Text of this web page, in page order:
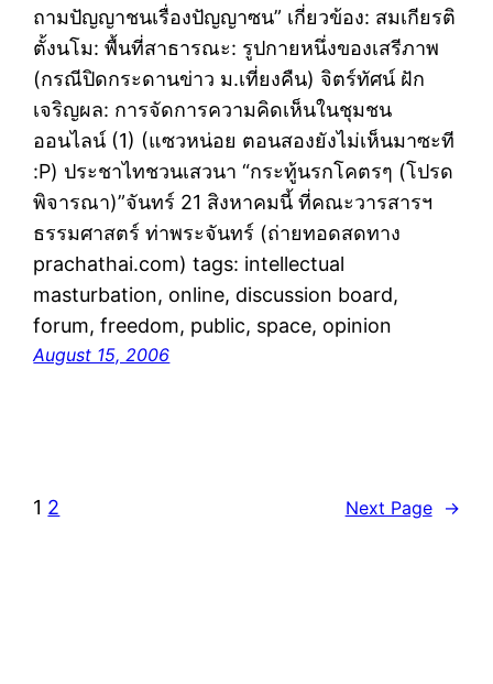
ถามปัญญาชนเรื่องปัญญาซน” เกี่ยวข้อง: สมเกียรติ
ตั้งนโม: พื้นที่สาธารณะ: รูปกายหนึ่งของเสรีภาพ
(กรณีปิดกระดานข่าว ม.เที่ยงคืน) จิตร์ทัศน์ ฝัก
เจริญผล: การจัดการความคิดเห็นในชุมชน
ออนไลน์ (1) (แซวหน่อย ตอนสองยังไม่เห็นมาซะที
:P) ประชาไทชวนเสวนา “กระทู้นรกโคตรๆ (โปรด
พิจารณา)”จันทร์ 21 สิงหาคมนี้ ที่คณะวารสารฯ
ธรรมศาสตร์ ท่าพระจันทร์ (ถ่ายทอดสดทาง
prachathai.com) tags: intellectual
masturbation, online, discussion board,
forum, freedom, public, space, opinion
August 15, 2006
1 2 Next Page →